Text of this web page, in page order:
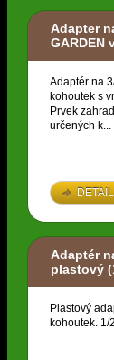
Adapter
GARDEN
Adaptér na
kohoutek s
Prvek
určených k...
DETAIL
Adaptér
plastový
Plastový
kohoutek. 1/